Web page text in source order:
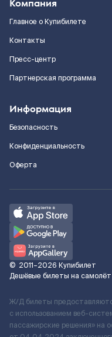
Компания
Главное о Купибилете
Контакты
Пресс-центр
Партнерская программа
Информация
Безопасность
Конфиденциальность
Оферта
© 2011–2026 Купибилет
Дешёвые билеты на самолёт
Ж/Д билеты
с использованием веб-
пассажирские решения» на